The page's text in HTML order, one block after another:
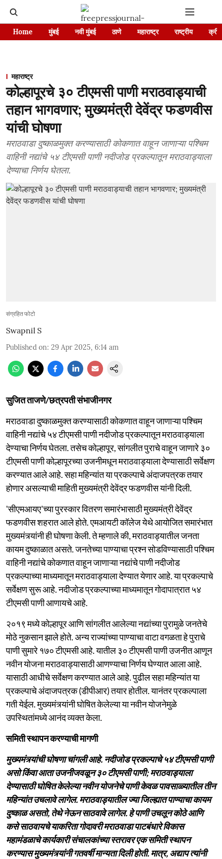
Home मुंबई नवी मुंबई ठाणे महाराष्ट्र राष्ट्रीय
महाराष्ट्र
कोल्हापूरचे ३० टीएमसी पाणी मराठवाड्याची
तहान भागवणार; मुख्यमंत्री देवेंद्र फडणवीस
यांची घोषणा
मराठवाडा दुष्काळमुक्त करण्यासाठी कोकणात वाहून जाणाऱ्या पश्चिम
वाहिनी नद्यांचे ५४ टीएमसी पाणी नदीजोड प्रकल्पातून मराठवाड्याला
देण्याचा निर्णय घेतला.
संग्रहित फोटो
Swapnil S
Published on: 29 Apr 2025, 6:14 am
सुजित ताजणे/छत्रपती संभाजीनगर
मराठवाडा दुष्काळमुक्त करण्यासाठी कोकणात वाहून जाणाऱ्या पश्चिम
वाहिनी नद्यांचे ५४ टीएमसी पाणी नदीजोड प्रकल्पातून मराठवाड्याला
देण्याचा निर्णय घेतला. तसेच कोल्हापूर, सांगलीत पुराचे वाहून जाणारे ३०
टीएमसी पाणी कोल्हापूरच्या उजनीमधून मराठवाड्याला देण्यासाठी सर्वेक्षण
करण्यात आले आहे. सहा महिन्यांत या प्रकल्पाचे अंदाजपत्रक तयार
होणार असल्याची माहिती मुख्यमंत्री देवेंद्र फडणवीस यांनी दिली.
'सीएमआयए'च्या पुरस्कार वितरण समारंभासाठी मुख्यमंत्री देवेंद्र
फडणवीस शहरात आले होते. एमआयटी कॉलेज येथे आयोजित समारंभात
मुख्यमंत्र्यांनी ही घोषणा केली. ते म्हणाले की, मराठवाड्यातील जनता
कायम दुष्काळात असते. जनतेच्या पाण्याचा प्रश्न सोडविण्यासाठी पश्चिम
वाहिनी नद्यांचे कोकणात वाहून जाणाऱ्या नद्यांचे पाणी नदीजोड
प्रकल्पाच्या माध्यमातून मराठवाड्याला देण्यात येणार आहे. या प्रकल्पाचे
सर्वेक्षण सुरू आहे. नदीजोड प्रकल्पाच्या माध्यमातून गोदापात्रात ५४
टीएमसी पाणी आणायचे आहे.
२०१९ मध्ये कोल्हापूर आणि सांगलीत आलेल्या नद्यांच्या पुरामुळे जनतेचे
मोठे नुकसान झाले होते. अन्य राज्यांच्या पाण्याचा वाटा वगळता हे पुराचे
पाणी सुमारे १७० टीएमसी आहे. यातील ३० टीएमसी पाणी उजनीत आणून
नवीन योजना मराठवाड्यासाठी आणण्याचा निर्णय घेण्यात आला आहे.
यासाठी आधीचे सर्वेक्षण करण्यात आले आहे. पुढील सहा महिन्यांत या
प्रकल्पाचे अंदाजपत्रक (डीपीआर) तयार होतील. यानंतर प्रकल्पाला
गती येईल. मुख्यमंत्र्यांनी घोषित केलेल्या या नवीन योजनेमुळे
उपस्थितांमध्ये आनंद व्यक्त केला.
समिती स्थापन करण्याची मागणी
मुख्यमंत्र्यांची घोषणा चांगली आहे. नदीजोड प्रकल्पाचे ५४ टीएमसी पाणी
असो किंवा आता उजनीजवळून ३० टीएमसी पाणी; मराठवाड्याला
देण्यासाठी घोषित केलेल्या नवीन योजनेचे पाणी केवळ पावसाळ्यातील तीन
महिन्यांत उचलावे लागेल. मराठवाड्यातील ज्या जिल्ह्यात पाण्याचा कायम
दुष्काळ असतो, तेथे नेऊन साठवावे लागेल. हे पाणी उचलून कोठे आणि
कसे साठवायचे याकरिता गोदावरी मराठवाडा पाटबंधारे विकास
महामंडळाचे कार्यकारी संचालकांच्या स्तरावर एक समिती स्थापन
करण्यास मुख्यमंत्र्यांनी गतवर्षी मान्यता दिली होती. मात्र, अद्याप त्यांनी